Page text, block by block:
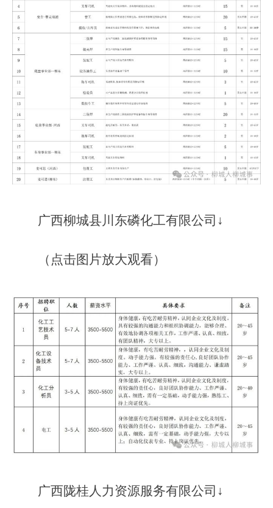
广西柳城县川东磷化工有限公司↓
（点击图片放大观看）
广西陇桂人力资源服务有限公司↓